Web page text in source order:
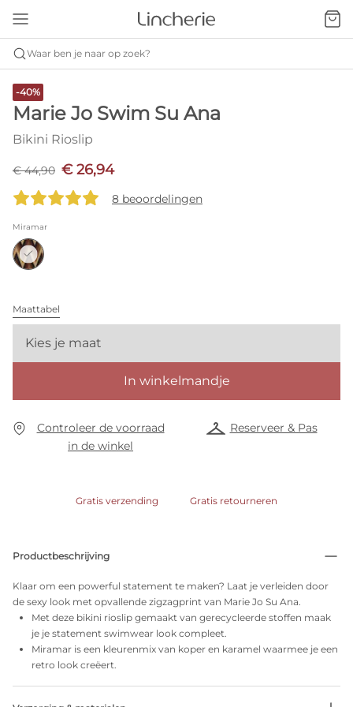
Waar ben je naar op zoek?
-40%
Marie Jo Swim Su Ana
Bikini Rioslip
€ 44,90 € 26,94
8 beoordelingen
Miramar
Maattabel
Kies je maat
In winkelmandje
Controleer de voorraad
in de winkel
Reserveer & Pas
Gratis verzending Gratis retourneren
Productbeschrijving
Klaar om een powerful statement te maken? Laat je verleiden door
de sexy look met opvallende zigzagprint van Marie Jo Su Ana.
Met deze bikini rioslip gemaakt van gerecycleerde stoffen maak
je je statement swimwear look compleet.
Miramar is een kleurenmix van koper en karamel waarmee je een
retro look creëert.